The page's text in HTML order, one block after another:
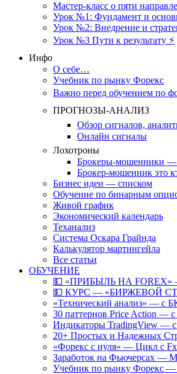
Мастер-класс о пяти
Урок №1: Фундамент и
Урок №2: Внедрение и
Урок №3 Пути к результату ⚡️
Инфо
О себе…
Учебник по рынку Форекс
Важно перед обучением по
ПРОГНОЗЫ-АНАЛИЗ
Обзор сигналов,
Онлайн сигналы
Лохотроны
Брокеры-мошенники —
Брокер-мошенник это
Бизнес идеи — списком
Обучение по бинарным
Живой график
Экономический календарь
Теханализ
Система Оскара Грайнда
Калькулятор мартингейла
Все статьи
ОБУЧЕНИЕ
💵 «ПРИБЫЛЬ НА
💵 КУРС — «БИРЖЕВОЙ
«Технический анализ» — с
30 паттернов Price Action —
Индикаторы TradingView —
20+ Простых и Надежных
«Форекс с нуля» — Цикл с
Заработок на Фьючерсах
Учебник по рынку